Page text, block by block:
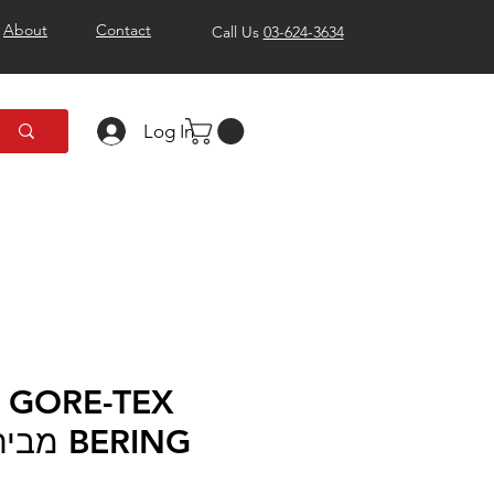
About Contact Call Us 03-624-3634
Log In
YUKON מבית BERING